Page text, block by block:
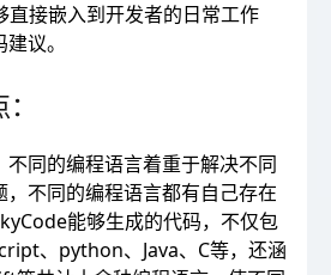
直接嵌入到开发者的日常工作
议。
同的编程语言着重于解决不同
不同的编程语言都有自己存在
能够生成的代码，不仅包
、python、Java、C等，还涵